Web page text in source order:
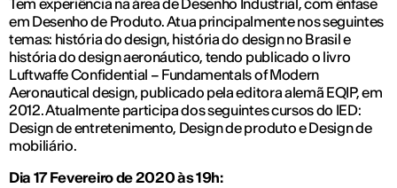
Tem experiência na área de Desenho Industrial, com ênfase
em Desenho de Produto. Atua principalmente nos seguintes
temas: história do design, história do design no Brasil e
história do design aeronáutico, tendo publicado o livro
Luftwaffe Confidential – Fundamentals of Modern
Aeronautical design, publicado pela editora alemã EQIP, em
2012. Atualmente participa dos seguintes cursos do IED:
Design de entretenimento, Design de produto e Design de
mobiliário.
Dia 17 Fevereiro de 2020 às 19h: